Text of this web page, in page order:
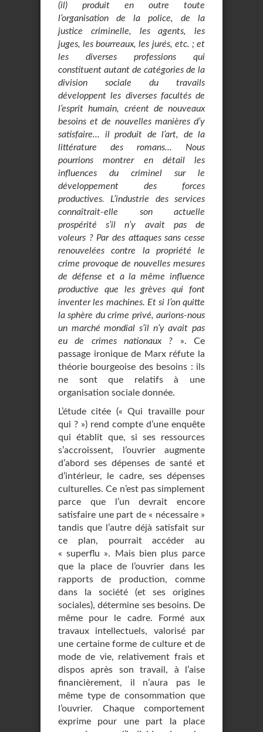
(il) produit en outre toute
l’organisation de la police, de la
justice criminelle, les agents, les
juges, les bourreaux, les jurés, etc. ; et
les diverses professions qui
constituent autant de catégories de la
division sociale du travails
développent les diverses facultés de
l’esprit humain, créent de nouveaux
besoins et de nouvelles manières d’y
satisfaire... il produit de l’art, de la
littérature des romans... Nous
pourrions montrer en détail les
influences du criminel sur le
développement des forces
productives. L’industrie des services
connaîtrait-elle son actuelle
prospérité s’il n’y avait pas de
voleurs ? Par des attaques sans cesse
renouvelées contre la propriété le
crime provoque de nouvelles mesures
de défense et a la même influence
productive que les grèves qui font
inventer les machines. Et si l’on quitte
la sphère du crime privé, aurions-nous
un marché mondial s’il n’y avait pas
eu de crimes nationaux ? ». Ce
passage ironique de Marx réfute la
théorie bourgeoise des besoins : ils
ne sont que relatifs à une
organisation sociale donnée.
L’étude citée (« Qui travaille pour
qui ? ») rend compte d’une enquête
qui établit que, si ses ressources
s’accroissent, l’ouvrier augmente
d’abord ses dépenses de santé et
d’intérieur, le cadre, ses dépenses
culturelles. Ce n’est pas simplement
parce que l’un devrait encore
satisfaire une part de « nécessaire »
tandis que l’autre déjà satisfait sur
ce plan, pourrait accéder au
« superflu ». Mais bien plus parce
que la place de l’ouvrier dans les
rapports de production, comme
dans la société (et ses origines
sociales), détermine ses besoins. De
même pour le cadre. Formé aux
travaux intellectuels, valorisé par
une certaine forme de culture et de
mode de vie, relativement frais et
dispos après son travail, à l’aise
financièrement, il n’aura pas le
même type de consommation que
l’ouvrier. Chaque comportement
exprime pour une part la place